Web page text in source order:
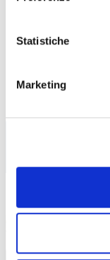
Statistiche
Marketing
13 Maggio 2026